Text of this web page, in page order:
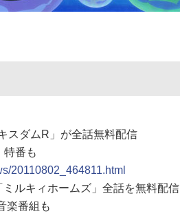
スダムR」が全話無料配信
特番も
20110802_464811.html
ミルキィホームズ」全話を無料配信
楽番組も